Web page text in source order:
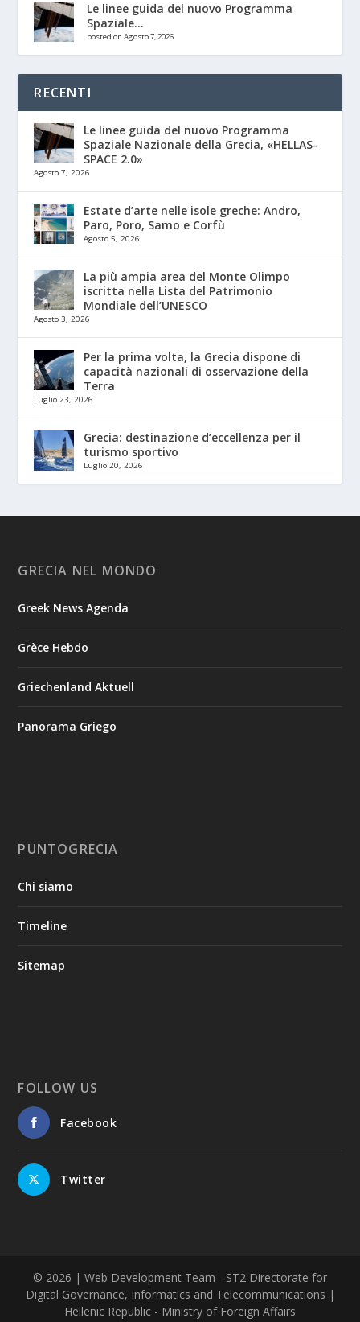
Le linee guida del nuovo Programma
Spaziale...
posted on Agosto 7, 2026
RECENTI
Le linee guida del nuovo Programma
Spaziale Nazionale della Grecia, «HELLAS-
SPACE 2.0»
Agosto 7, 2026
Estate d’arte nelle isole greche: Andro,
Paro, Poro, Samo e Corfù
Agosto 5, 2026
La più ampia area del Monte Olimpo
iscritta nella Lista del Patrimonio
Mondiale dell’UNESCO
Agosto 3, 2026
Per la prima volta, la Grecia dispone di
capacità nazionali di osservazione della
Terra
Luglio 23, 2026
Grecia: destinazione d’eccellenza per il
turismo sportivo
Luglio 20, 2026
GRECIA NEL MONDO
Greek News Agenda
Grèce Hebdo
Griechenland Aktuell
Panorama Griego
PUNTOGRECIA
Chi siamo
Timeline
Sitemap
FOLLOW US
Facebook
Twitter
© 2026 | Web Development Team - ST2 Directorate for
Digital Governance, Informatics and Telecommunications |
Hellenic Republic - Ministry of Foreign Affairs